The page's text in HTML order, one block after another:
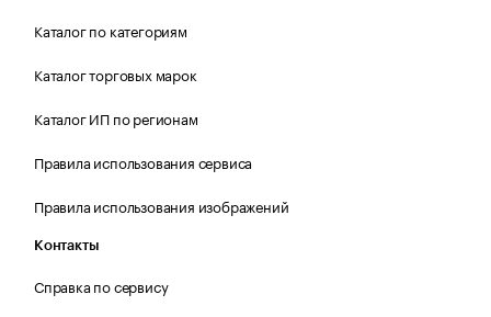
Каталог по категориям
Каталог торговых марок
Каталог ИП по регионам
Правила использования сервиса
Правила использования изображений
Контакты
Справка по сервису